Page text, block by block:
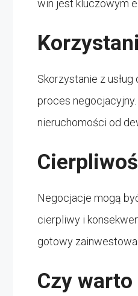
win jest kluczowym
Skorzystanie z
proces
nieruchomości od
Negocjacje mogą
cierpliwy i
gotowy
Czy